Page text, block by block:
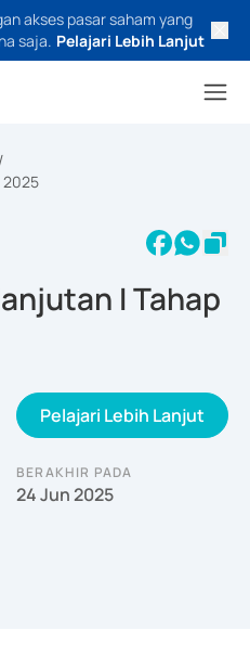
akses pasar saham yang
saja. Pelajari Lebih Lanjut
/
2025
I Tahap
Pelajari Lebih Lanjut
BERAKHIR PADA
24 Jun 2025